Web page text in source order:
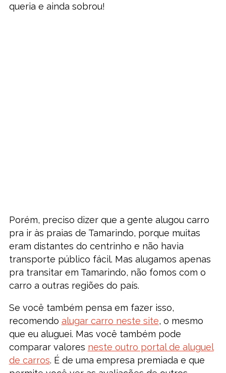
queria e ainda sobrou!
Porém, preciso dizer que a gente alugou carro
pra ir às praias de Tamarindo, porque muitas
eram distantes do centrinho e não havia
transporte público fácil. Mas alugamos apenas
pra transitar em Tamarindo, não fomos com o
carro a outras regiões do país.
Se você também pensa em fazer isso,
recomendo alugar carro neste site, o mesmo
que eu aluguei. Mas você também pode
comparar valores neste outro portal de aluguel
de carros. É de uma empresa premiada e que